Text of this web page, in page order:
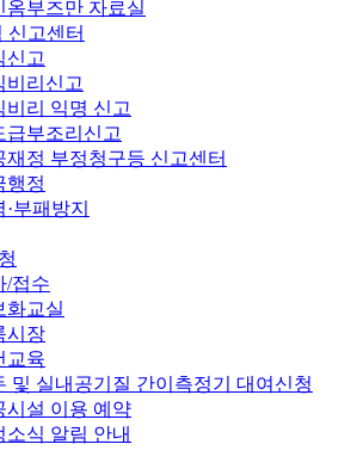
옴부즈만 자료실
신고센터
신고
비리신고
비리 익명 신고
급부조리신고
재정 부정청구등 신고센터
행정
·부패방지
/접수
화교실
시장
교육
및 실내공기질 간이측정기 대여신청
시설 이용 예약
소식 알림 안내